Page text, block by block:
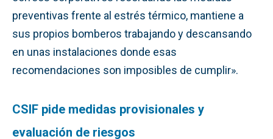
preventivas frente al estrés térmico, mantiene a
sus propios bomberos trabajando y descansando
en unas instalaciones donde esas
recomendaciones son imposibles de cumplir».
CSIF pide medidas provisionales y
evaluación de riesgos